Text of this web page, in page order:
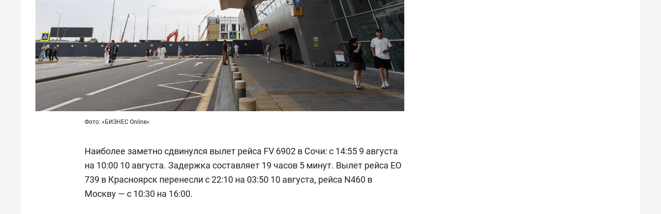
Фото: «БИЗНЕС Online»
Наиболее заметно сдвинулся вылет рейса FV 6902 в Сочи: с 14:55 9 августа
на 10:00 10 августа. Задержка составляет 19 часов 5 минут. Вылет рейса EO
739 в Красноярск перенесли с 22:10 на 03:50 10 августа, рейса N460 в
Москву — с 10:30 на 16:00.